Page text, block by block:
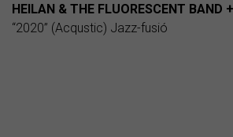
HEILAN & THE FLUORESCENT BAND
“2020” (Acqustic) Jazz-fusió